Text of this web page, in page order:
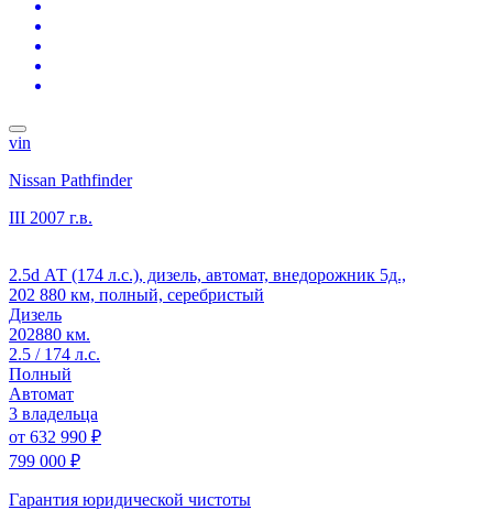
vin
Nissan Pathfinder
III 2007 г.в.
2.5d АТ (174 л.с.), дизель, автомат, внедорожник 5д.,
202 880 км, полный, серебристый
Дизель
202880 км.
2.5 / 174 л.с.
Полный
Автомат
3 владельца
от 632 990 ₽
799 000 ₽
Гарантия юридической чистоты